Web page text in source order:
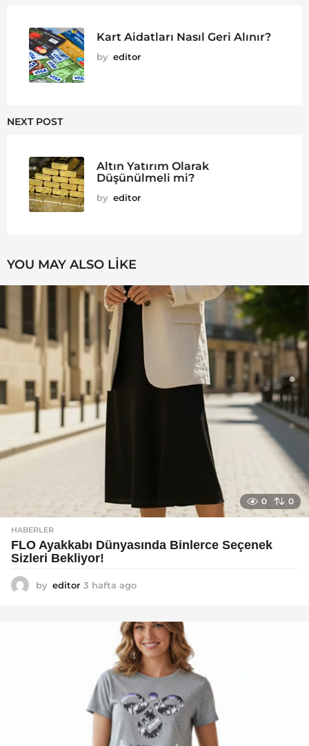
Kart Aidatları Nasıl Geri Alınır?
by editor
NEXT POST
Altın Yatırım Olarak
Düşünülmeli mi?
by editor
YOU MAY ALSO LIKE
0 0
HABERLER
FLO Ayakkabı Dünyasında Binlerce Seçenek
Sizleri Bekliyor!
by editor 3 hafta ago
a
g
o